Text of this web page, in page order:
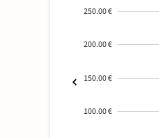
250.00 €
200.00 €
150.00 €
100.00 €